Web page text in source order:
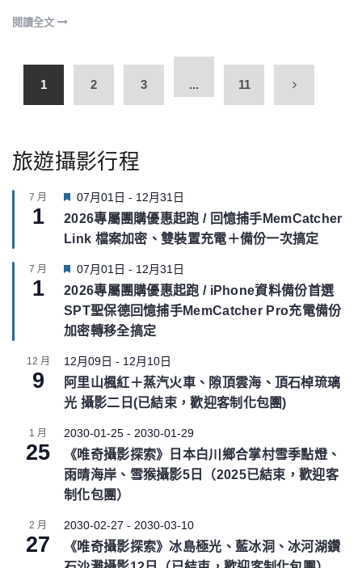
閱讀全文
1 2 3 ... 11
旅遊攝影行程
7 月
1
F
e
a
t
r
e
d
07月01日 - 12月31日
2026專屬團購優惠起跑 / 回憶捕手MemCatcher
Link 檔案加密、雙裝置充電＋備份一次搞定
7 月
1
F
e
a
t
u
e
d
07月01日 - 12月31日
2026專屬團購優惠起跑 / iPhone資料備份首選
SPT聖保德回憶捕手MemCatcher Pro充電備份
加密轉移全搞定
12 月
9
12月09日 - 12月10日
阿里山楓紅＋蒸汽火車、隙頂雲海、頂石棹琉璃
光 攝影二日(已結束，歡迎客制化包團)
1 月
25
2030-01-25 - 2030-01-29
《唯奇攝影探索》日本白川鄉合掌村雪季點燈、
雨晴海岸、雪猴攝影5日（2025已結束，歡迎客
制化包團）
2 月
27
2030-02-27 - 2030-03-10
《唯奇攝影探索》冰島極光、藍冰洞、冰河湖鑽